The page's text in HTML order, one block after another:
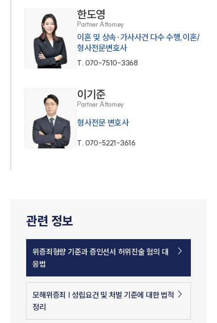
한도영
Partner Attorney
이혼 및 상속·가사사건 다수 수행,이혼/
형사전문변호사
T. 070-7510-3368
이기준
Partner Attorney
형사전문 변호사
T. 070-5221-3616
관련 정보
위증죄형량 기준과 증인선서 허위진술 혐의 대
응법
모해위증죄 | 성립요건 및 처벌 기준에 대한 법적
정리